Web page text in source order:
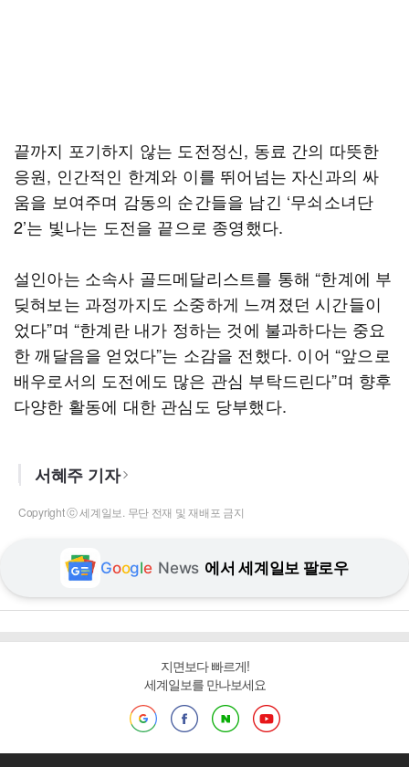
끝까지 포기하지 않는 도전정신, 동료 간의 따뜻한
응원, 인간적인 한계와 이를 뛰어넘는 자신과의 싸
움을 보여주며 감동의 순간들을 남긴 ‘무쇠소녀단
2’는 빛나는 도전을 끝으로 종영했다.
설인아는 소속사 골드메달리스트를 통해 “한계에 부
딪혀보는 과정까지도 소중하게 느껴졌던 시간들이
었다”며 “한계란 내가 정하는 것에 불과하다는 중요
한 깨달음을 얻었다”는 소감을 전했다. 이어 “앞으로
배우로서의 도전에도 많은 관심 부탁드린다”며 향후
다양한 활동에 대한 관심도 당부했다.
서혜주 기자
Copyright ⓒ 세계일보. 무단 전재 및 재배포 금지
Google News 에서 세계일보 팔로우
지면보다 빠르게!
세계일보를 만나보세요